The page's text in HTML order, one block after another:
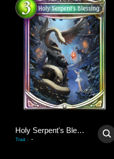
Holy Serpent's Blessing
Trait : -